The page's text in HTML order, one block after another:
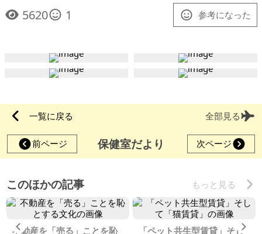
5620 1 参考になった
一覧に戻る 全部見る
前ページ 保健室だより 次ページ
このほかの記事 もっと見る
Previous
不動産を「売る」ことを恥 「ペット共生型賃貸」そし